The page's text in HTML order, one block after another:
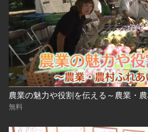
農業の魅力や役割を伝える～農業・
無料